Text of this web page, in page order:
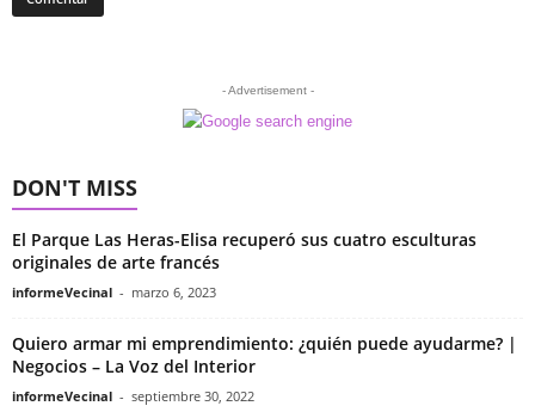
- Advertisement -
DON'T MISS
El Parque Las Heras-Elisa recuperó sus cuatro esculturas
originales de arte francés
informeVecinal - marzo 6, 2023
Quiero armar mi emprendimiento: ¿quién puede ayudarme? |
Negocios – La Voz del Interior
informeVecinal - septiembre 30, 2022